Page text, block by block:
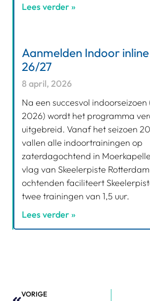
Lees verder »
Aanmelden Indoor
26/27
8 april, 2026
Na een succesvol
2026) wordt het programma
uitgebreid. Vanaf het seizoen
vallen alle indoortrainingen op
zaterdagochtend in
vlag van Skeelerpiste
ochtenden faciliteert
twee trainingen van 1,5 uur.
Lees verder »
VORIGE